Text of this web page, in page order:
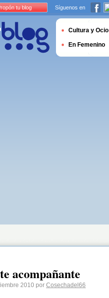
acompañante
2010 por Cosechadel66
tu blog Síguenos en
Cultura y Ocio
En Femenino